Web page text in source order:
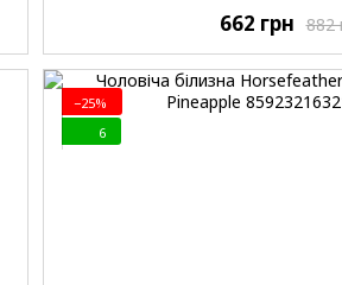
882
662 грн
−25%
6